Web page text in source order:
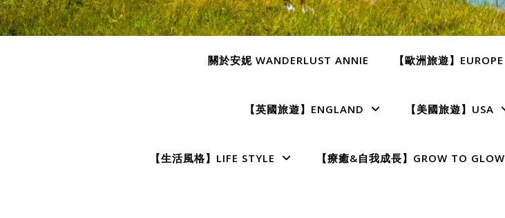
關於安妮 WANDERLUST ANNIE 【歐洲旅遊】EUROPE
【英國旅遊】ENGLAND 【美國旅遊】USA
【生活風格】LIFE STYLE 【療癒&自我成長】GROW TO GLOW